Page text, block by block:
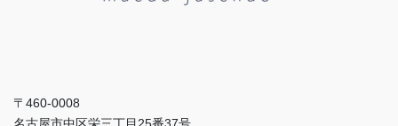
〒460-0008